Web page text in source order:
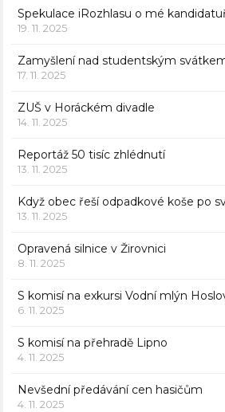
Spekulace iRozhlasu o mé
19. 11. 2025
Zamyšlení nad studentským
17. 11. 2025
ZUŠ v Horáckém divadle
14. 11. 2025
Reportáž 50 tisíc zhlédnutí
13. 11. 2025
Když obec řeší odpadkové koše po
13. 11. 2025
Opravená silnice v Žirovnici
8. 11. 2025
S komisí na exkursi Vodní mlýn
6. 11. 2025
S komisí na přehradě Lipno
4. 11. 2025
Nevšední předávání cen hasičům
4. 11. 2025